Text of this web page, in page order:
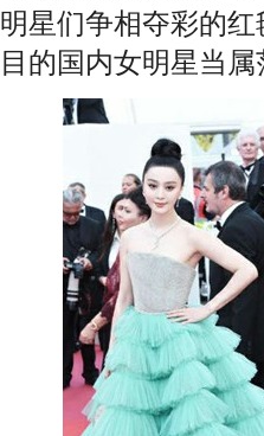
明星们争相夺彩的
目的国内女明星当属